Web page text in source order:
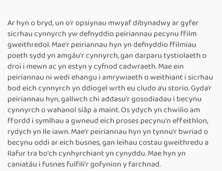
â Chynhwysiad Thermol ar
gyfer Ffilm PE
gyfer Bocsiau a Ffilm
Plastig, Peiriannau Pacio ar
gyfer Botelau
Ar hyn o bryd, un o'r opsiynau mwyaf dibynadwy ar gyfer
sicrhau cynnyrch yw defnyddio peiriannau pecynu ffilm
gweithredol. Mae'r peiriannau hyn yn defnyddio ffilmiau
poeth sydd yn amgáu'r cynnyrch, gan darparu tystiolaeth o
droi i mewn ac yn estyn y cyfnod cadwraeth. Mae ein
peiriannau ni wedi ehangu i amrywiaeth o weithiant i sicrhau
bod eich cynnyrch yn ddiogel wrth eu cludo a'u storio. Gyda'r
peiriannau hyn, gallwch chi addasu'r gosodiadau i becynu
cynnyrch o wahanol siâp a maint. Os ydych yn chwilio am
ffordd i symlhau a gwneud eich proses pecynu'n effeithlon,
rydych yn lle iawn. Mae'r peiriannau hyn yn tynnu'r bwriad o
becynu oddi ar eich busnes, gan leihau costau gweithredu a
llafur tra bo'ch cynhyrchiant yn cynyddu. Mae hyn yn
caniatáu i fusnes fulfili'r gofynion y farchnad.